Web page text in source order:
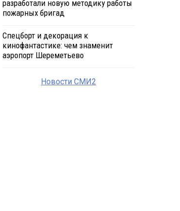
разработали новую методику работы
пожарных бригад
Спецборт и декорация к
кинофантастике: чем знаменит
аэропорт Шереметьево
Новости СМИ2